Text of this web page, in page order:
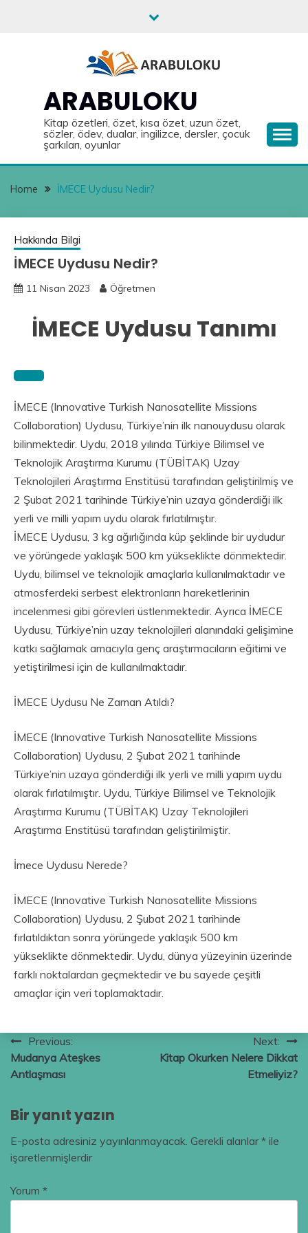
ARABULOKU
Kitap özetleri, özet, kısa özet, uzun özet,
sözler, ödev, dualar, ingilizce, dersler, çocuk
şarkıları, oyunlar
Home İMECE Uydusu Nedir?
Hakkında Bilgi
İMECE Uydusu Nedir?
11 Nisan 2023 Öğretmen
İMECE Uydusu Tanımı
İMECE (Innovative Turkish Nanosatellite Missions
Collaboration) Uydusu, Türkiye’nin ilk nanouydusu olarak
bilinmektedir. Uydu, 2018 yılında Türkiye Bilimsel ve
Teknolojik Araştırma Kurumu (TÜBİTAK) Uzay
Teknolojileri Araştırma Enstitüsü tarafından geliştirilmiş ve
2 Şubat 2021 tarihinde Türkiye’nin uzaya gönderdiği ilk
yerli ve milli yapım uydu olarak fırlatılmıştır.
İMECE Uydusu, 3 kg ağırlığında küp şeklinde bir uydudur
ve yörüngede yaklaşık 500 km yükseklikte dönmektedir.
Uydu, bilimsel ve teknolojik amaçlarla kullanılmaktadır ve
atmosferdeki serbest elektronların hareketlerinin
incelenmesi gibi görevleri üstlenmektedir. Ayrıca İMECE
Uydusu, Türkiye’nin uzay teknolojileri alanındaki gelişimine
katkı sağlamak amacıyla genç araştırmacıların eğitimi ve
yetiştirilmesi için de kullanılmaktadır.
İMECE Uydusu Ne Zaman Atıldı?
İMECE (Innovative Turkish Nanosatellite Missions
Collaboration) Uydusu, 2 Şubat 2021 tarihinde
Türkiye’nin uzaya gönderdiği ilk yerli ve milli yapım uydu
olarak fırlatılmıştır. Uydu, Türkiye Bilimsel ve Teknolojik
Araştırma Kurumu (TÜBİTAK) Uzay Teknolojileri
Araştırma Enstitüsü tarafından geliştirilmiştir.
İmece Uydusu Nerede?
İMECE (Innovative Turkish Nanosatellite Missions
Collaboration) Uydusu, 2 Şubat 2021 tarihinde
fırlatıldıktan sonra yörüngede yaklaşık 500 km
yükseklikte dönmektedir. Uydu, dünya yüzeyinin üzerinde
farklı noktalardan geçmektedir ve bu sayede çeşitli
amaçlar için veri toplamaktadır.
Yazı
gezinmesi
Previous:
Mudanya Ateşkes
Antlaşması
Next:
Kitap Okurken Nelere Dikkat
Etmeliyiz?
Bir yanıt yazın
E-posta adresiniz yayınlanmayacak. Gerekli alanlar* ile
işaretlenmişlerdir
Yorum *